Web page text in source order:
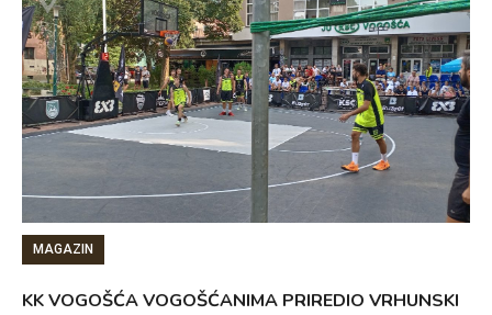
MAGAZIN
KK VOGOŠĆA VOGOŠĆANIMA PRIREDIO VRHUNSKI